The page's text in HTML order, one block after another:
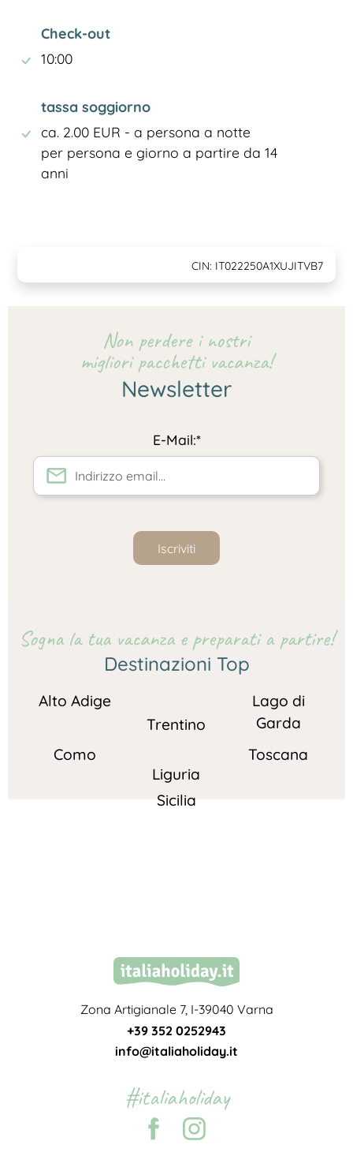
Check-out
10:00
tassa soggiorno
ca. 2.00 EUR - a persona a notte
per persona e giorno a partire da 14
anni
CIN: IT022250A1XUJITVB7
Non perdere i nostri
migliori pacchetti vacanza!
Newsletter
E-Mail:*
Iscriviti
Sogna la tua vacanza e preparati a partire!
Destinazioni Top
Alto Adige
Trentino
Lago di
Garda
Como
Liguria
Toscana
Sicilia
Zona Artigianale 7, I-39040 Varna
+39 352 0252943
info@italiaholiday.it
#italiaholiday